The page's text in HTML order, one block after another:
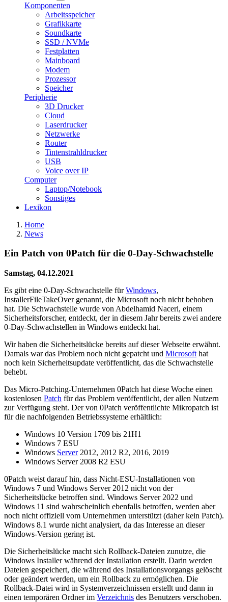
Komponenten
Arbeitsspeicher
Grafikkarte
Soundkarte
SSD / NVMe
Festplatten
Mainboard
Modem
Prozessor
Speicher
Peripherie
3D Drucker
Cloud
Laserdrucker
Netzwerke
Router
Tintenstrahldrucker
USB
Voice over IP
Computer
Laptop/Notebook
Sonstiges
Lexikon
Home
News
Ein Patch von 0Patch für die 0-Day-Schwachstelle
Samstag, 04.12.2021
Es gibt eine 0-Day-Schwachstelle fürWindows,
InstallerFileTakeOver genannt, die Microsoft noch nicht behoben
hat. Die Schwachstelle wurde von Abdelhamid Naceri, einem
Sicherheitsforscher, entdeckt, der in diesem Jahr bereits zwei andere
0-Day-Schwachstellen in Windows entdeckt hat.
Wir haben die Sicherheitslücke bereits auf dieser Webseite erwähnt.
Damals war das Problem noch nicht gepatcht und Microsoft hat
noch kein Sicherheitsupdate veröffentlicht, das die Schwachstelle
behebt.
Das Micro-Patching-Unternehmen 0Patch hat diese Woche einen
kostenlosen Patch für das Problem veröffentlicht, der allen Nutzern
zur Verfügung steht. Der von 0Patch veröffentlichte Mikropatch ist
für die nachfolgenden Betriebssysteme erhältlich:
Windows 10 Version 1709 bis 21H1
Windows 7 ESU
Windows Server2012, 2012 R2, 2016, 2019
Windows Server 2008 R2 ESU
0Patch weist darauf hin, dass Nicht-ESU-Installationen von
Windows 7 und Windows Server 2012 nicht von der
Sicherheitslücke betroffen sind. Windows Server 2022 und
Windows 11 sind wahrscheinlich ebenfalls betroffen, werden aber
noch nicht offiziell vom Unternehmen unterstützt (daher kein Patch).
Windows 8.1 wurde nicht analysiert, da das Interesse an dieser
Windows-Version gering ist.
Die Sicherheitslücke macht sich Rollback-Dateien zunutze, die
Windows Installer während der Installation erstellt. Darin werden
Dateien gespeichert, die während des Installationsvorgangs gelöscht
oder geändert werden, um ein Rollback zu ermöglichen. Die
Rollback-Datei wird in Systemverzeichnissen erstellt und dann in
einen temporären Ordner im Verzeichnis des Benutzers verschoben.